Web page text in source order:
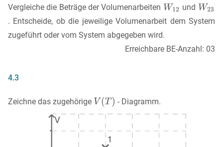
Vergleiche die Beträge der Volumenarbeiten
und
. Entscheide, ob die jeweilige Volumenarbeit dem System
zugeführt oder vom System abgegeben wird.
Erreichbare BE-Anzahl: 03
4.3
Zeichne das zugehörige - Diagramm.